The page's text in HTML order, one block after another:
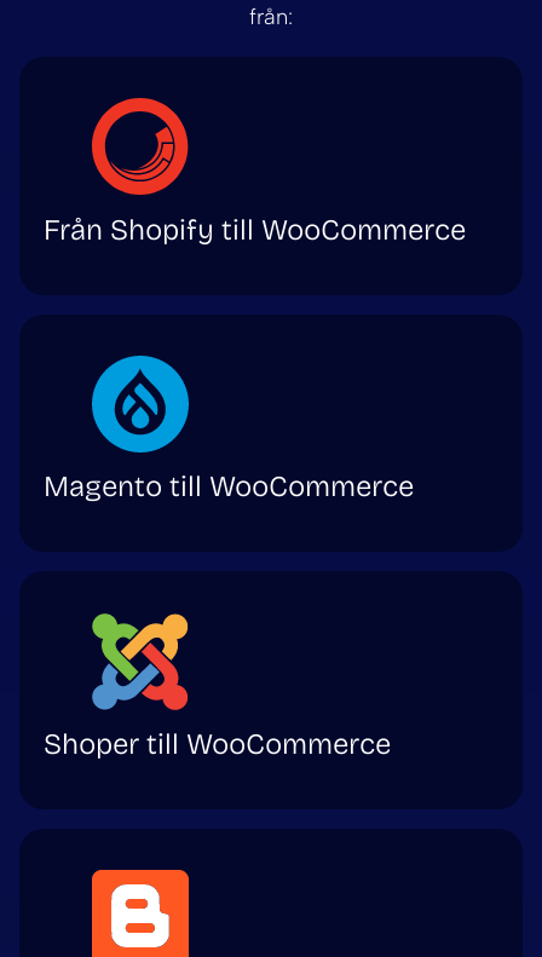
från:
Från Shopify till WooCommerce
Magento till WooCommerce
Shoper till WooCommerce